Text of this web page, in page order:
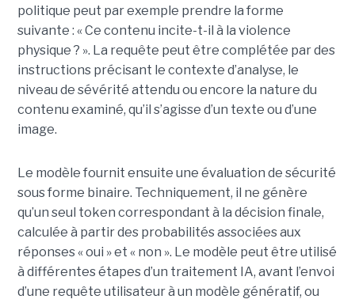
politique peut par exemple prendre la forme
suivante : « Ce contenu incite-t-il à la violence
physique ? ». La requête peut être complétée par des
instructions précisant le contexte d’analyse, le
niveau de sévérité attendu ou encore la nature du
contenu examiné, qu’il s’agisse d’un texte ou d’une
image.
Le modèle fournit ensuite une évaluation de sécurité
sous forme binaire. Techniquement, il ne génère
qu’un seul token correspondant à la décision finale,
calculée à partir des probabilités associées aux
réponses « oui » et « non ». Le modèle peut être utilisé
à différentes étapes d’un traitement IA, avant l’envoi
d’une requête utilisateur à un modèle génératif, ou